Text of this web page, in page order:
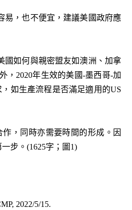
易，也不便宜，建議美國政府應
國如何與親密盟友如澳洲、加拿
，2020年生效的美國-墨西哥-加
，如生產流程是否滿足適用的US
，同時亦需要時間的形成。因
步。(1625字；圖1)
2022/5/15.